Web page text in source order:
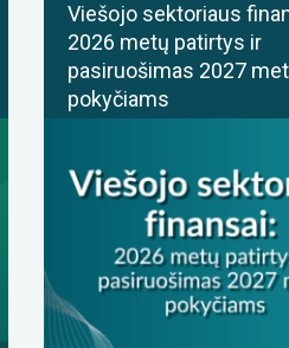
Viešojo sektoriaus
2026 metų patirtys ir
pasiruošimas 2027
pokyčiams